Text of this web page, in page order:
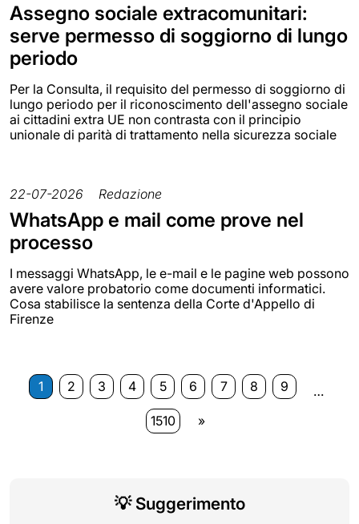
Assegno sociale extracomunitari:
serve permesso di soggiorno di lungo
periodo
Per la Consulta, il requisito del permesso di soggiorno di
lungo periodo per il riconoscimento dell'assegno sociale
ai cittadini extra UE non contrasta con il principio
unionale di parità di trattamento nella sicurezza sociale
22-07-2026 Redazione
WhatsApp e mail come prove nel
processo
I messaggi WhatsApp, le e-mail e le pagine web possono
avere valore probatorio come documenti informatici.
Cosa stabilisce la sentenza della Corte d'Appello di
Firenze
1 2 3 4 5 6 7 8 9
…
1510
»
💡 Suggerimento